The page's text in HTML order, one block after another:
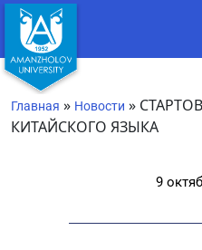
Главная » Новости »
КИТАЙСКОГО ЯЗЫКА
9